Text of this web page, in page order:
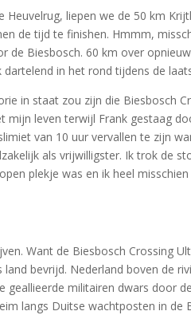
liepen we de 50 km
de tijd te finishen. Hmmm,
Biesbosch. 60 km over
in het rond tijdens de
in staat zou zijn die Biesbosch
leven terwijl Frank gestaag
van 10 uur vervallen te zijn
als vrijwilligster. Ik trok de
plekje was en ik heel
Want de Biesbosch Crossing
bevrijd. Nederland boven de
militairen dwars door
langs Duitse wachtposten in de